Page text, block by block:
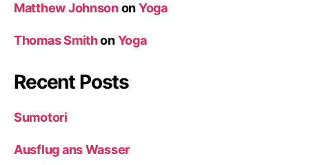
Matthew JohnsononYoga
Thomas SmithonYoga
Recent Posts
Sumotori
Ausflug ans Wasser